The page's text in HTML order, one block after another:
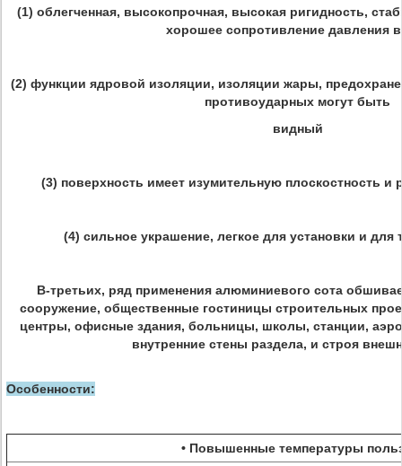
(1) облегченная, высокопрочная, высокая ригидность,
хорошее сопротивление давления
(2) функции ядровой изоляции, изоляции жары,
противоударных могут быть
видный
(3) поверхность имеет изумительную плоскостность и
(4) сильное украшение, легкое для установки и для
В-третьих, ряд применения алюминиевого сота
сооружение, общественные гостиницы строительных
центры, офисные здания, больницы, школы, станции,
внутренние стены раздела, и строя
Особенности:
• Повышенные температуры